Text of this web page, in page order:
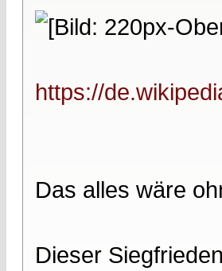
https://
Das alles wäre
Dieser